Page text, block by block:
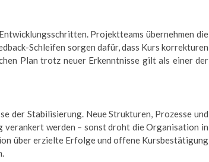
Projektteams übernehmen die
Schleifen sorgen dafür, dass Kurs korrekturen
Plan trotz neuer Erkenntnisse gilt als einer der
der Stabilisierung. Neue Strukturen, Prozesse und
verankert werden – sonst droht die Organisation in
über erzielte Erfolge und offene Kursbestätigung